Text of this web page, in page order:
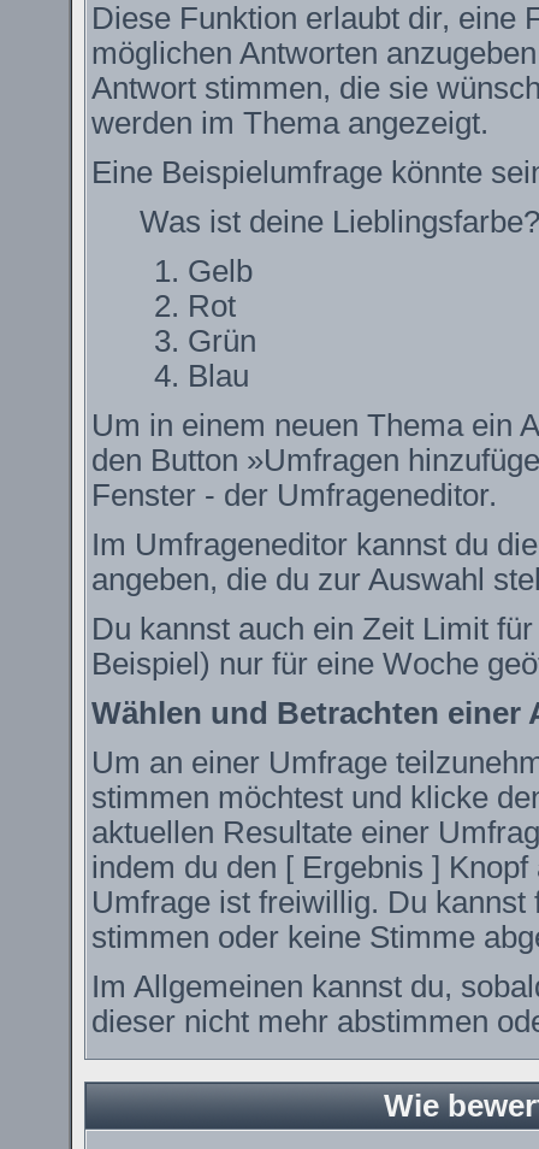
Diese Funktion erlaubt dir, eine
möglichen Antworten
Antwort stimmen, die sie
werden im Thema angezeigt.
Eine Beispielumfrage könnte
Was ist deine Lieblingsfarbe?
Gelb
Rot
Grün
Blau
Um in einem neuen Thema ein
den Button »Umfragen
Fenster - der Umfrageneditor.
Im Umfrageneditor kannst du
angeben, die du zur Auswahl
Du kannst auch ein Zeit Limit
Beispiel) nur für eine Woche
Wählen und Betrachten einer
Um an einer Umfrage
stimmen möchtest und klicke
aktuellen Resultate einer
indem du den [ Ergebnis ]
Umfrage ist freiwillig. Du
stimmen oder keine Stimme
Im Allgemeinen kannst du,
dieser nicht mehr abstimmen
Wie